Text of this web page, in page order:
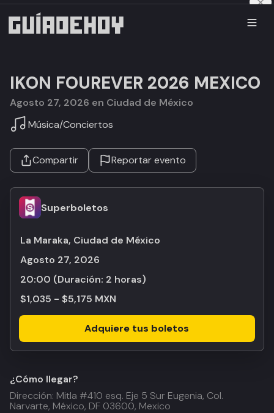
IKON FOUREVER 2026 MEXICO
agosto 27, 2026 en Ciudad de México
Música/Conciertos
Compartir Reportar evento
Superboletos
La Maraka, Ciudad de México
agosto 27, 2026
20:00 (Duración: 2 horas)
$1,035 - $5,175 MXN
Adquiere tus boletos
¿Cómo llegar?
Dirección: Mitla #410 esq. Eje 5 Sur Eugenia, Col.
Narvarte, México, DF 03600, Mexico